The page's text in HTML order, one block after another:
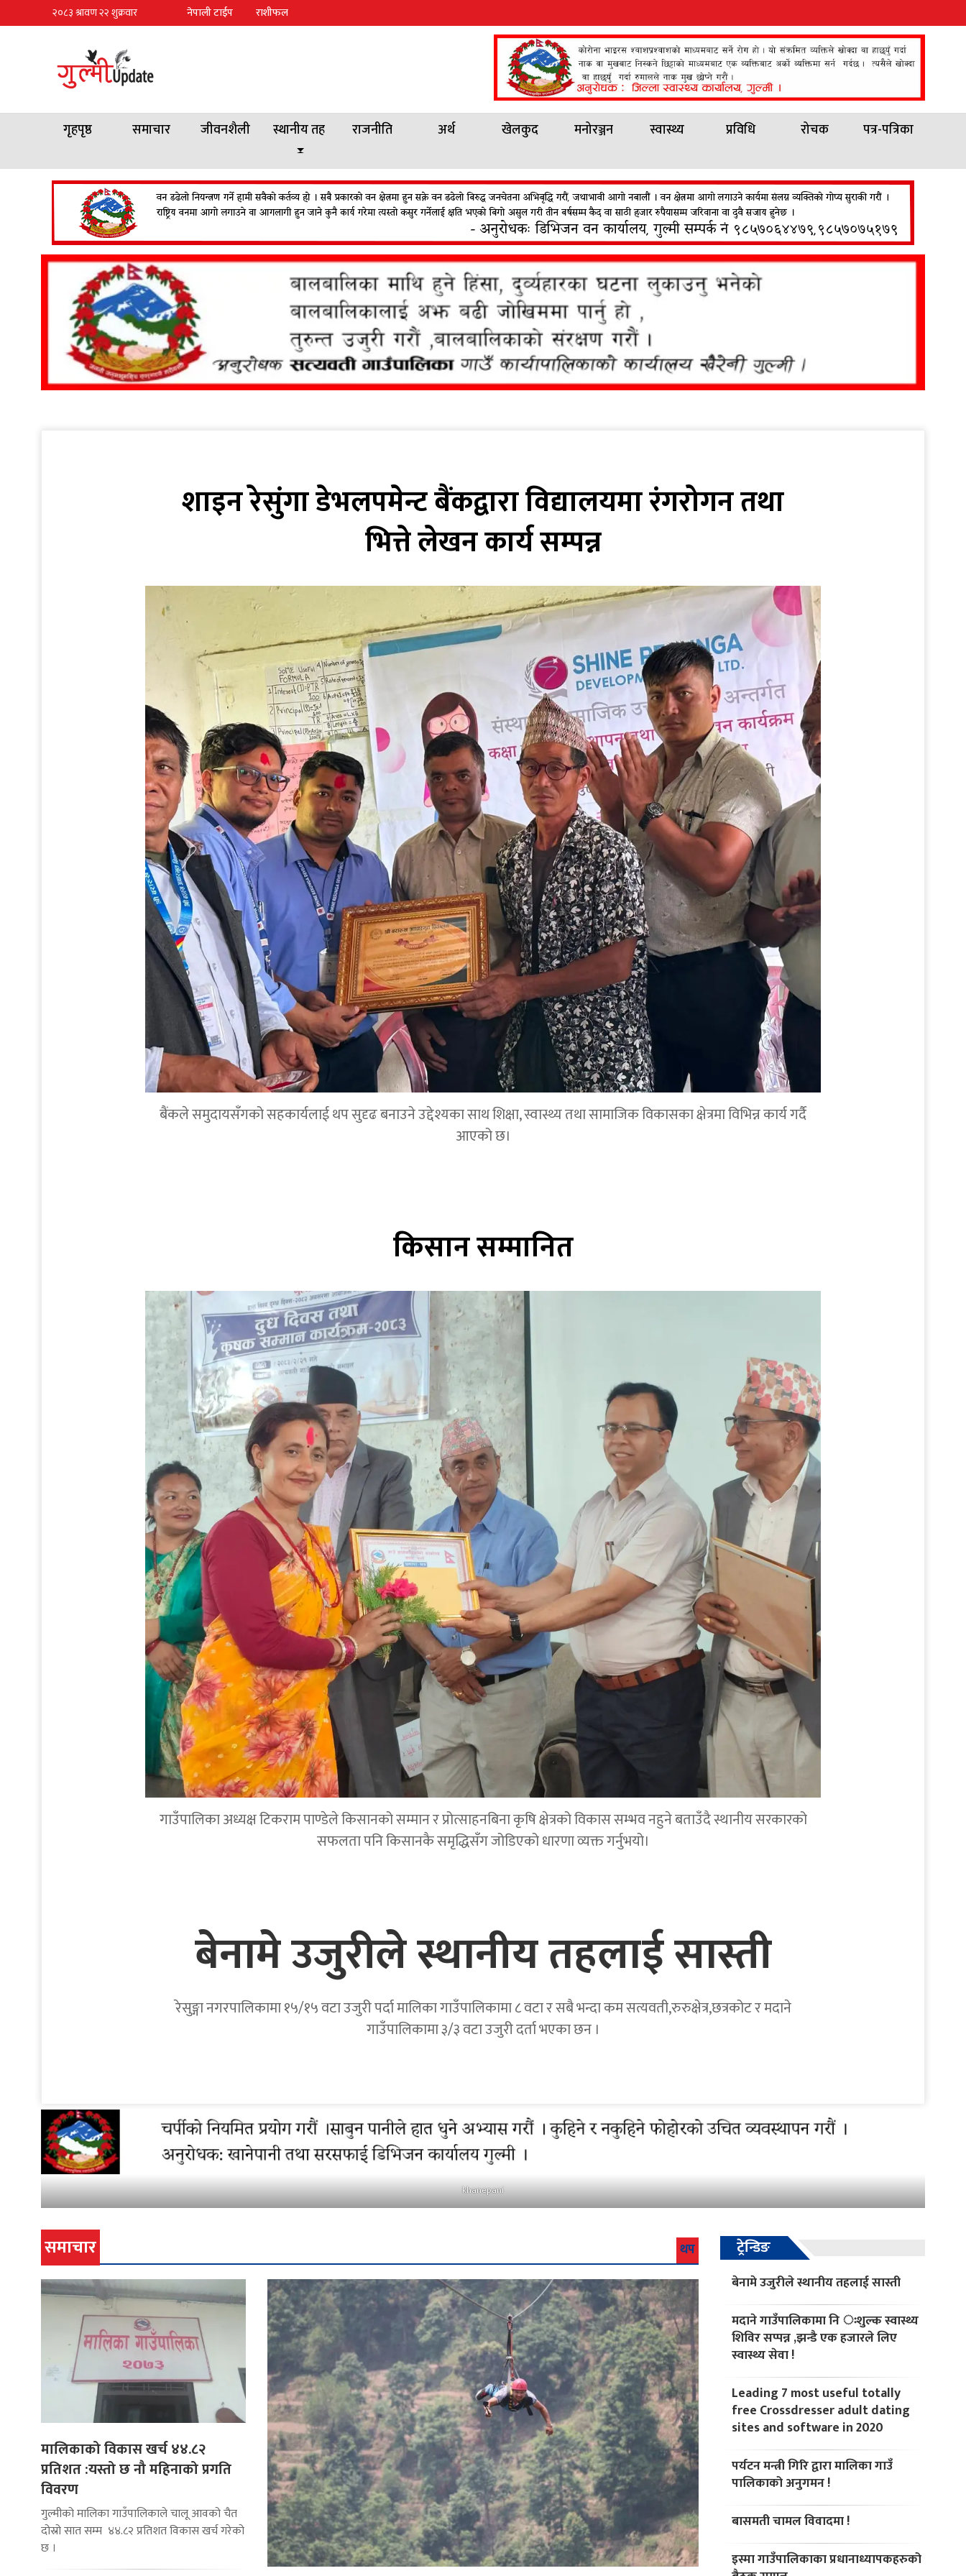
नेपाली टाईप राशीफल
गृहपृष्ठ समाचार जीवनशैली स्थानीय तह राजनीति अर्थ खेलकुद मनोरञ्जन स्वास्थ्य प्रविधि रोचक पत्र-पत्रिका
शाइन रेसुंगा डेभलपमेन्ट बैंकद्वारा विद्यालयमा रंगरोगन तथा
भित्ते लेखन कार्य सम्पन्न
बैंकले समुदायसँगको सहकार्यलाई थप सुदृढ बनाउने उद्देश्यका साथ शिक्षा, स्वास्थ्य तथा सामाजिक विकासका क्षेत्रमा विभिन्न कार्य गर्दै
आएको छ।
किसान सम्मानित
गाउँपालिका अध्यक्ष टिकराम पाण्डेले किसानको सम्मान र प्रोत्साहनबिना कृषि क्षेत्रको विकास सम्भव नहुने बताउँदै स्थानीय सरकारको
सफलता पनि किसानकै समृद्धिसँग जोडिएको धारणा व्यक्त गर्नुभयो।
बेनामे उजुरीले स्थानीय तहलाई सास्ती
रेसुङ्गा नगरपालिकामा १५/१५ वटा उजुरी पर्दा मालिका गाउँपालिकामा ८ वटा र सबै भन्दा कम सत्यवती,रुरुक्षेत्र,छत्रकोट र मदाने
गाउँपालिकामा ३/३ वटा उजुरी दर्ता भएका छन ।
khanepani
समाचार थप
मालिकाको विकास खर्च ४४.८२
प्रतिशत :यस्तो छ नौ महिनाको प्रगति
विवरण
गुल्मीको मालिका गाउँपालिकाले चालू आवको चैत
दोस्रो सात सम्म ४४.८२ प्रतिशत विकास खर्च गरेको
छ ।
ट्रेन्डिङ
बेनामे उजुरीले स्थानीय तहलाई सास्ती
मदाने गाउँपालिकामा नि ःशुल्क स्वास्थ्य
शिविर सप्पन्न ,झन्डै एक हजारले लिए
स्वास्थ्य सेवा !
Leading 7 most useful totally
free Crossdresser adult dating
sites and software in 2020
पर्यटन मन्त्री गिरि द्वारा मालिका गाउँ
पालिकाको अनुगमन !
बासमती चामल विवादमा !
इस्मा गाउँपालिकाका प्रधानाध्यापकहरुको